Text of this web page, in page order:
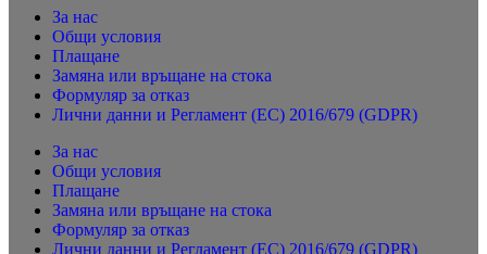
За нас
Общи условия
Плащане
Замяна или връщане на стока
Формуляр за отказ
Лични данни и Регламент (ЕС) 2016/679 (GDPR)
За нас
Общи условия
Плащане
Замяна или връщане на стока
Формуляр за отказ
Лични данни и Регламент (ЕС) 2016/679 (GDPR)